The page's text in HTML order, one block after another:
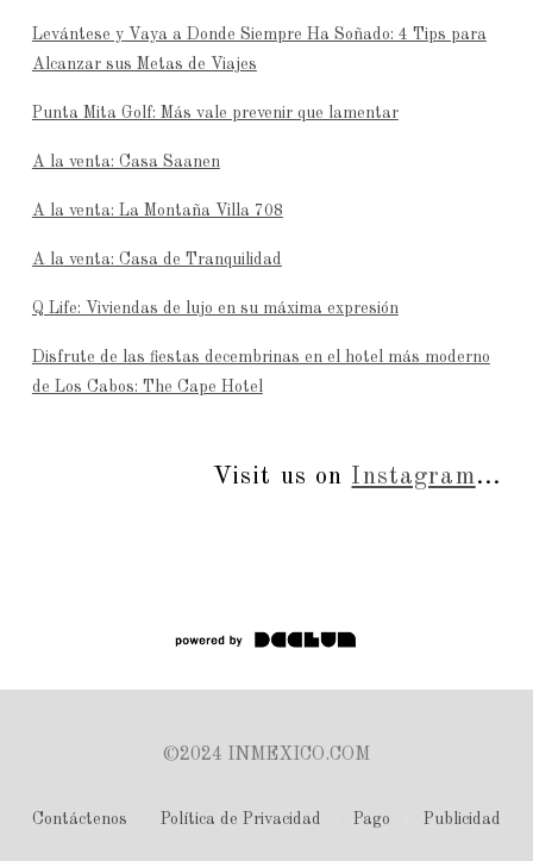
Levántese y Vaya a Donde Siempre Ha Soñado: 4 Tips para
Alcanzar sus Metas de Viajes
Punta Mita Golf: Más vale prevenir que lamentar
A la venta: Casa Saanen
A la venta: La Montaña Villa 708
A la venta: Casa de Tranquilidad
Q Life: Viviendas de lujo en su máxima expresión
Disfrute de las fiestas decembrinas en el hotel más moderno
de Los Cabos: The Cape Hotel
Visit us on Instagram...
©2024 INMEXICO.COM
Contáctenos Política de Privacidad Pago Publicidad